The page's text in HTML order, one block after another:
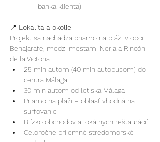
banka klienta)
📍 Lokalita a okolie
Projekt sa nachádza priamo na pláži v obci
Benajarafe, medzi mestami Nerja a Rincón
de la Victoria.
25 min autom (40 min autobusom) do
centra Málaga
30 min autom od letiska Málaga
Priamo na pláži – oblasť vhodná na
surfovanie
Blízko obchodov a lokálnych reštaurácií
Celoročne príjemné stredomorské